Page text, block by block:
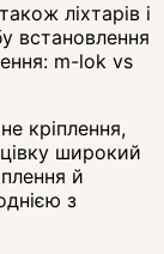
ліхтарів і
встановлення
m-lok vs
кріплення,
широкий
й
з